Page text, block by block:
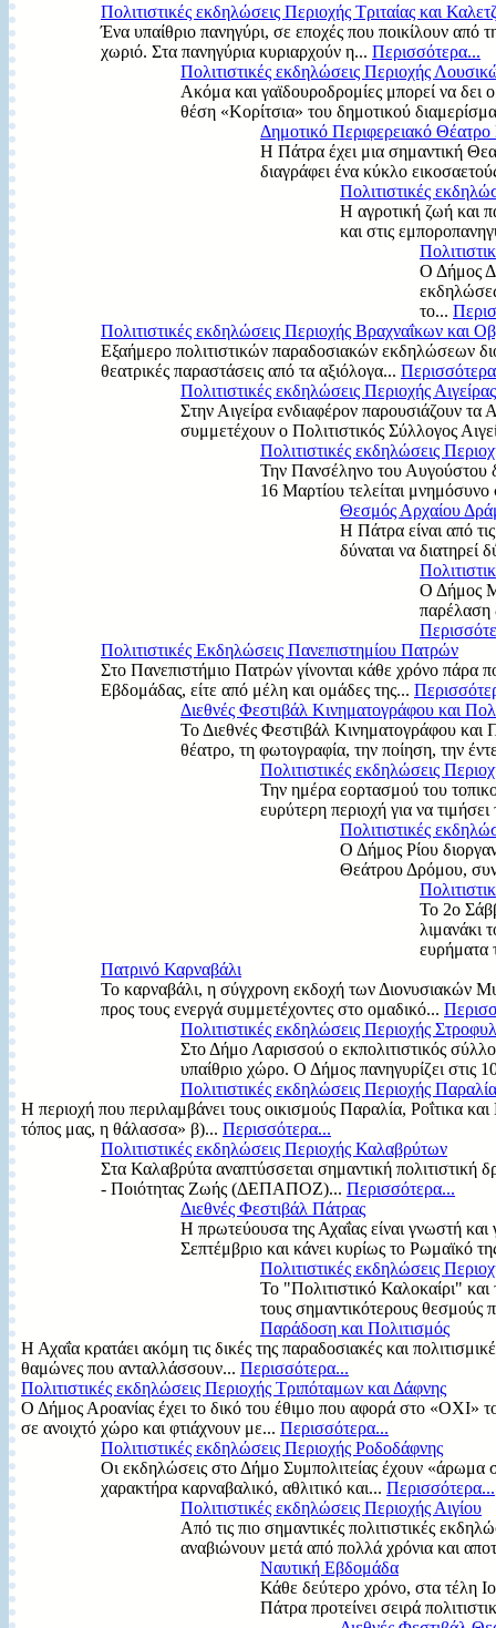
Πολιτιστικές εκδηλώσεις Περιοχής Τριταίας και
Ένα υπαίθριο πανηγύρι, σε εποχές που ποικίλουν από
χωριό. Στα πανηγύρια κυριαρχούν η... Περισσότερα...
Πολιτιστικές εκδηλώσεις Περιοχής
Ακόμα και γαϊδουροδρομίες μπορεί να δει
θέση «Κορίτσια» του δημοτικού
Δημοτικό Περιφερειακό
Η Πάτρα έχει μια σημαντική
διαγράφει ένα κύκλο
Πολιτιστικές
Η αγροτική ζωή και
και στις
Ο Δήμος
το...
Πολιτιστικές εκδηλώσεις Περιοχής Βραχναΐκων και
Εξαήμερο πολιτιστικών παραδοσιακών εκδηλώσεων
θεατρικές παραστάσεις από τα αξιόλογα...
Πολιτιστικές εκδηλώσεις Περιοχής Αιγείρας
Στην Αιγείρα ενδιαφέρον παρουσιάζουν τα
συμμετέχουν ο Πολιτιστικός Σύλλογος
Πολιτιστικές εκδηλώσεις
Την Πανσέληνο του Αυγούστου
16 Μαρτίου τελείται
Θεσμός Αρχαίου
Η Πάτρα είναι από
δύναται να διατηρεί
Ο Δήμος
παρέλαση
Πολιτιστικές Εκδηλώσεις Πανεπιστημίου Πατρών
Στο Πανεπιστήμιο Πατρών γίνονται κάθε χρόνο πάρα
Εβδομάδας, είτε από μέλη και ομάδες της...
Διεθνές Φεστιβάλ Κινηματογράφου και
Το Διεθνές Φεστιβάλ Κινηματογράφου και
θέατρο, τη φωτογραφία, την ποίηση, την
Πολιτιστικές εκδηλώσεις
Την ημέρα εορτασμού του
ευρύτερη περιοχή για να
Πολιτιστικές
Ο Δήμος Ρίου
Θεάτρου Δρόμου,
Το 2ο
λιμανάκι
ευρήματα
Πατρινό Καρναβάλι
Το καρναβάλι, η σύγχρονη εκδοχή των Διονυσιακών
προς τους ενεργά συμμετέχοντες στο ομαδικό...
Πολιτιστικές εκδηλώσεις Περιοχής
Στο Δήμο Λαρισσού ο εκπολιτιστικός
υπαίθριο χώρο. Ο Δήμος πανηγυρίζει στις
Πολιτιστικές εκδηλώσεις Περιοχής
Η περιοχή που περιλαμβάνει τους οικισμούς Παραλία, Ροΐτικα και
τόπος μας, η θάλασσα» β)... Περισσότερα...
Πολιτιστικές εκδηλώσεις Περιοχής Καλαβρύτων
Στα Καλαβρύτα αναπτύσσεται σημαντική πολιτιστική
- Ποιότητας Ζωής (ΔΕΠΑΠΟΖ)... Περισσότερα...
Διεθνές Φεστιβάλ Πάτρας
Η πρωτεύουσα της Αχαΐας είναι γνωστή και
Σεπτέμβριο και κάνει κυρίως το Ρωμαϊκό
Πολιτιστικές εκδηλώσεις
Το "Πολιτιστικό Καλοκαίρι"
τους σημαντικότερους
Παράδοση και Πολιτισμός
Η Αχαΐα κρατάει ακόμη τις δικές της παραδοσιακές και
θαμώνες που ανταλλάσσουν... Περισσότερα...
Πολιτιστικές εκδηλώσεις Περιοχής Τριπόταμων και Δάφνης
Ο Δήμος Αροανίας έχει το δικό του έθιμο που αφορά στο «ΟΧΙ»
σε ανοιχτό χώρο και φτιάχνουν με... Περισσότερα...
Πολιτιστικές εκδηλώσεις Περιοχής Ροδοδάφνης
Οι εκδηλώσεις στο Δήμο Συμπολιτείας έχουν «άρωμα
χαρακτήρα καρναβαλικό, αθλιτικό και... Περισσότερα...
Πολιτιστικές εκδηλώσεις Περιοχής Αιγίου
Από τις πιο σημαντικές πολιτιστικές
αναβιώνουν μετά από πολλά χρόνια και
Ναυτική Εβδομάδα
Κάθε δεύτερο χρόνο, στα τέλη
Πάτρα προτείνει σειρά